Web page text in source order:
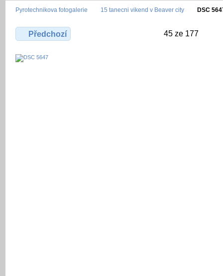
Pyrotechnikova fotogalerie 15 tanecni vikend v Beaver city DSC
Předchozí 45 ze 177